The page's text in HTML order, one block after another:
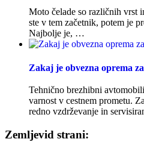
Moto čelade so različnih vrst
ste v tem začetnik, potem je
Najbolje je, …
Zakaj je obvezna oprema
Tehnično brezhibni
varnost v cestnem prometu.
redno vzdrževanje in
Zemljevid strani: